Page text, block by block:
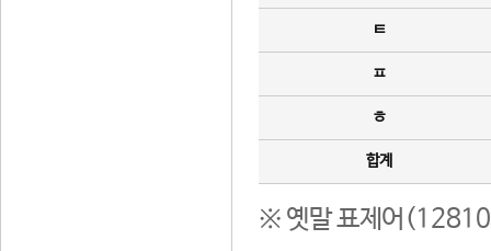
ㅌ
ㅍ
ㅎ
합계
※ 옛말 표제어(12810